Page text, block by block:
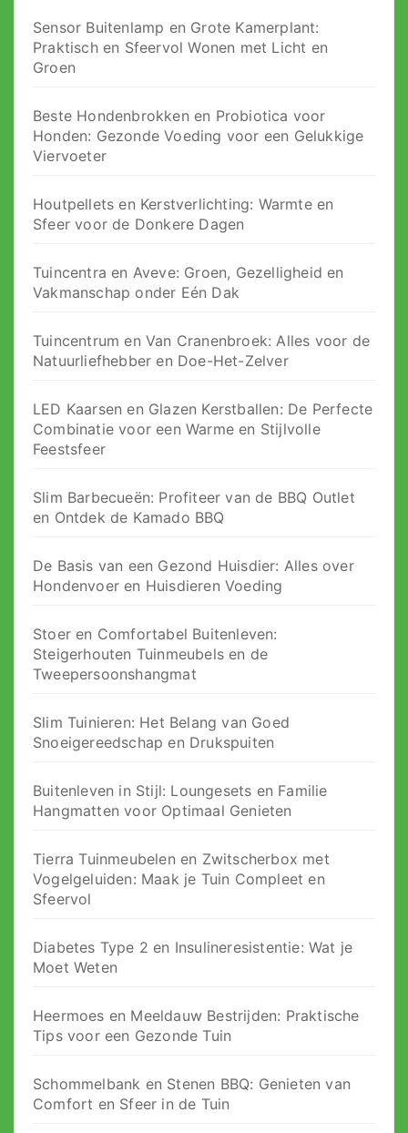
Sensor Buitenlamp en Grote Kamerplant:
Praktisch en Sfeervol Wonen met Licht en
Groen
Beste Hondenbrokken en Probiotica voor
Honden: Gezonde Voeding voor een Gelukkige
Viervoeter
Houtpellets en Kerstverlichting: Warmte en
Sfeer voor de Donkere Dagen
Tuincentra en Aveve: Groen, Gezelligheid en
Vakmanschap onder Eén Dak
Tuincentrum en Van Cranenbroek: Alles voor de
Natuurliefhebber en Doe-Het-Zelver
LED Kaarsen en Glazen Kerstballen: De Perfecte
Combinatie voor een Warme en Stijlvolle
Feestsfeer
Slim Barbecueën: Profiteer van de BBQ Outlet
en Ontdek de Kamado BBQ
De Basis van een Gezond Huisdier: Alles over
Hondenvoer en Huisdieren Voeding
Stoer en Comfortabel Buitenleven:
Steigerhouten Tuinmeubels en de
Tweepersoonshangmat
Slim Tuinieren: Het Belang van Goed
Snoeigereedschap en Drukspuiten
Buitenleven in Stijl: Loungesets en Familie
Hangmatten voor Optimaal Genieten
Tierra Tuinmeubelen en Zwitscherbox met
Vogelgeluiden: Maak je Tuin Compleet en
Sfeervol
Diabetes Type 2 en Insulineresistentie: Wat je
Moet Weten
Heermoes en Meeldauw Bestrijden: Praktische
Tips voor een Gezonde Tuin
Schommelbank en Stenen BBQ: Genieten van
Comfort en Sfeer in de Tuin